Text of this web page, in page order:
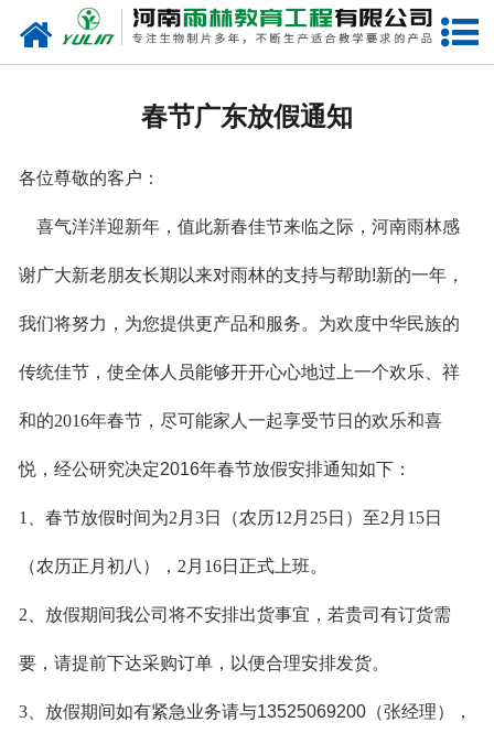
网站首页
春节广东放假通知
各位尊敬的客户：
喜气洋洋迎新年，值此新春佳节来临之际，河南雨林感
谢广大新老朋友长期以来对雨林的支持与帮助!新的一年，
我们将努力，为您提供更产品和服务。 为欢度中华民族的
传统佳节，使全体人员能够开开心心地过上一个欢乐、祥
和的2016年春节，尽可能家人一起享受节日的欢乐和喜
悦，经公研究决定2016年春节放假安排通知如下：
1、 春节放假时间为2月3日（农历12月25日）至2月15日
（农历正月初八），2月16日正式上班。
2、 放假期间我公司将不安排出货事宜，若贵司有订货需
要，请提前下达采购订单，以便合理安排发货。
3、 放假期间如有紧急业务请与13525069200（张经理），